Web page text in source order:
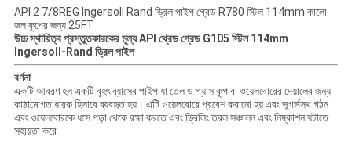
API 2 7/8REG Ingersoll Rand ড্রিল পাইপ গ্রেড R780 স্টিল 114mm কালো
জল কূপের জন্য 25FT
উচ্চ স্থায়িত্ব প্রস্তুতকারকের মূল্য API থ্রেড গ্রেড G105 স্টিল 114mm
Ingersoll-Rand ড্রিল পাইপ
বর্ণনা
একটি আবরণ হল একটি বৃহৎ ব্যাসের পাইপ যা তেল ও গ্যাস কূপ বা ওয়েলবোরের দেয়ালের জন্য
কাঠামোগত ধারক হিসাবে ব্যবহৃত হয়। এটি ওয়েলবোরে প্রবেশ করানো হয় এবং ভূগর্ভস্থ গঠন
এবং ওয়েলবোরকে ধসে পড়া থেকে রক্ষা করতে এবং ড্রিলিং তরল সঞ্চালন এবং নিষ্কাশন ঘটাতে
সহায়তা করে